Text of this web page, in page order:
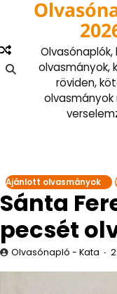
content
olvasmányok,
röviden,
olvasmányok
Ajánlott olvasmányok
Sánta
pecsét
Olvasónapló - Kata